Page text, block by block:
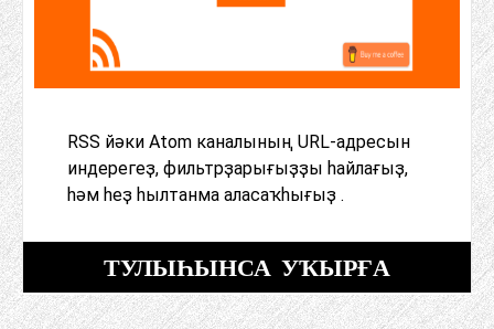
RSS йәки Atom каналының URL-адресын
индерегеҙ, фильтрҙарығыҙҙы һайлағыҙ,
һәм һеҙ һылтанма аласаҡһығыҙ .
ТУЛЫҺЫНСА УҠЫРҒА